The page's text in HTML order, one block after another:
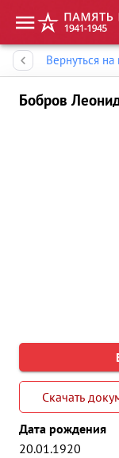
Вернуться
Бобров
Скачать
Дата рождения
20.01.1920
Память народа